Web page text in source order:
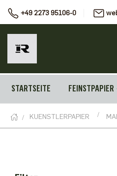
+49 2273 95106-0
STARTSEITE FEINSTPAPIER
KUENSTLERPAPIER